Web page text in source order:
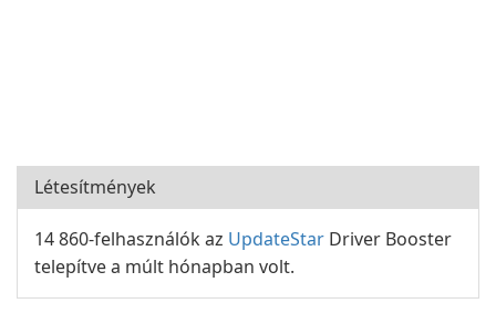
Létesítmények
14 860-felhasználók az UpdateStar Driver Booster
telepítve a múlt hónapban volt.